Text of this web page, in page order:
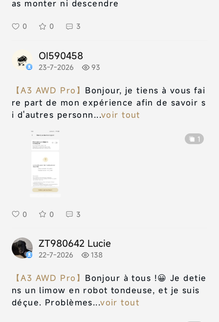
as monter ni descendre
0 0 3
OI590458
23-7-2026 93
【A3 AWD Pro】 Bonjour, je tiens à vous fai
re part de mon expérience afin de savoir s
i d'autres personn...voir tout
1
0 0 3
ZT980642 Lucie
22-7-2026 138
【A3 AWD Pro】 Bonjour à tous !😀 Je detie
ns un limow en robot tondeuse, et je suis
déçue. Problèmes...voir tout